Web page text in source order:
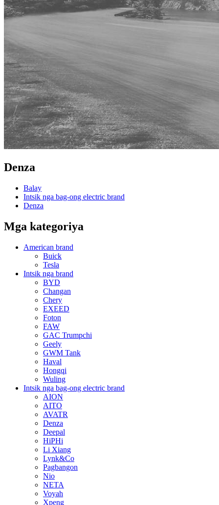
Denza
Balay
Intsik nga bag-ong electric brand
Denza
Mga kategoriya
American brand
Buick
Tesla
Intsik nga brand
BYD
Changan
Chery
EXEED
Foton
FAW
GAC Trumpchi
Geely
GWM Tank
Haval
Hongqi
Wuling
Intsik nga bag-ong electric brand
AION
AITO
AVATR
Denza
Deepal
HiPHi
Li Xiang
Lynk&Co
Pagbangon
Nio
NETA
Voyah
Xpeng